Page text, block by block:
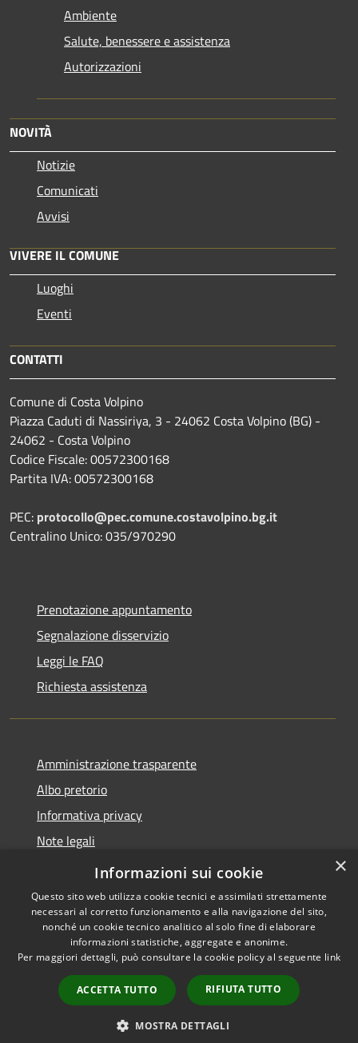
Ambiente
Salute, benessere e assistenza
Autorizzazioni
NOVITÀ
Notizie
Comunicati
Avvisi
VIVERE IL COMUNE
Luoghi
Eventi
CONTATTI
Comune di Costa Volpino
Piazza Caduti di Nassiriya, 3 - 24062 Costa Volpino (BG) -
24062 - Costa Volpino
Codice Fiscale: 00572300168
Partita IVA: 00572300168
PEC: protocollo@pec.comune.costavolpino.bg.it
Centralino Unico: 035/970290
Prenotazione appuntamento
Segnalazione disservizio
Leggi le FAQ
Richiesta assistenza
Amministrazione trasparente
Albo pretorio
Informativa privacy
Note legali
Dichiarazione di accessibilità
Accessibilità
Copyright © 2026 • Comune di
Costa Volpino • Powered by
Municipium•
Accesso
redazione
×
Informazioni sui cookie
Questo sito web utilizza cookie tecnici e assimilati strettamente
necessari al corretto funzionamento e alla navigazione del sito,
nonché un cookie tecnico analitico al solo fine di elaborare
informazioni statistiche, aggregate e anonime.
Per maggiori dettagli, può consultare la cookie policy al seguente link
ACCETTA TUTTO RIFIUTA TUTTO
MOSTRA DETTAGLI